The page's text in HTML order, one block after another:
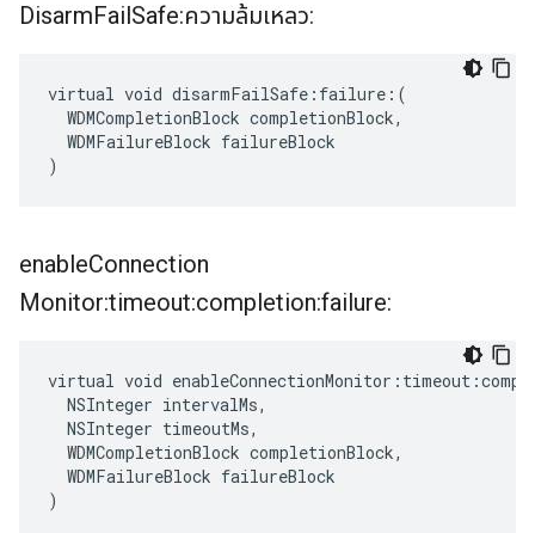
DisarmFailSafe:ความล้มเหลว:
virtual void disarmFailSafe:failure:(
  WDMCompletionBlock completionBlock,
  WDMFailureBlock failureBlock
)
enableConnection
Monitor:timeout:completion:failure:
virtual void
  NSInteger intervalMs,
  NSInteger timeoutMs,
  WDMCompletionBlock completionBlock,
  WDMFailureBlock failureBlock
)